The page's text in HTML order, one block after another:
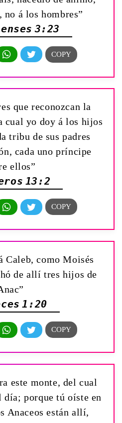
no á los hombres”
3:23
que reconozcan la
cual yo doy á los hijos
tribu de sus padres
cada uno príncipe
ellos”
13:2
Caleb, como Moisés
de allí tres hijos de
1:20
este monte, del cual
día; porque tú oíste en
Anaceos están allí,